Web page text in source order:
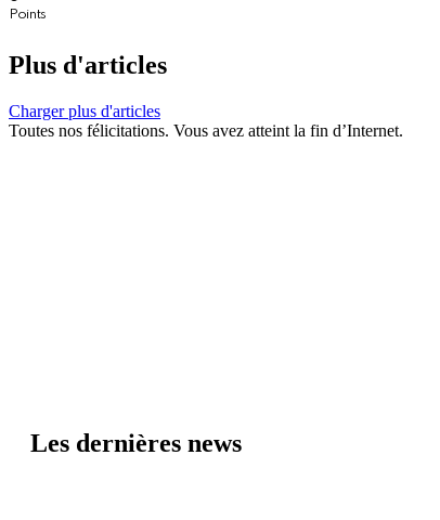
Points
Plus d'articles
Charger plus d'articles
Toutes nos félicitations. Vous avez atteint la fin d’Internet.
Les dernières news